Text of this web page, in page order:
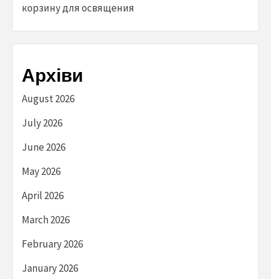
корзину для освящения
Архіви
August 2026
July 2026
June 2026
May 2026
April 2026
March 2026
February 2026
January 2026